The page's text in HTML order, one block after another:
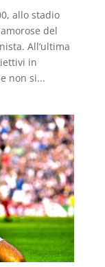
allo stadio
del
All’ultima
in
non si...